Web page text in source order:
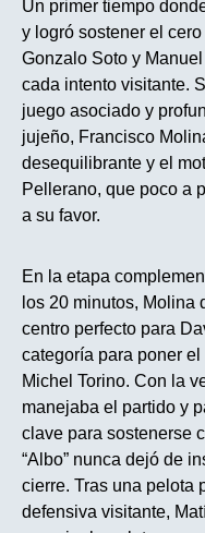
Un primer tiempo
y logró sostener el
Gonzalo Soto y
cada intento visitante.
juego asociado y
jujeño, Francisco
desequilibrante y el
Pellerano, que poco a
a su favor.
En la etapa
los 20 minutos, Molina
centro perfecto para
categoría para poner
Michel Torino. Con la
manejaba el partido y
clave para sostenerse
“Albo” nunca dejó de
cierre. Tras una pelota
defensiva visitante,